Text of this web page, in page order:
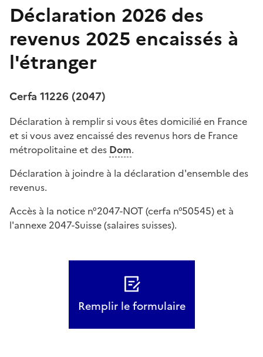
Déclaration 2026 des
revenus 2025 encaissés à
l'étranger
Cerfa 11226 (2047)
Déclaration à remplir si vous êtes domicilié en France
et si vous avez encaissé des revenus hors de France
métropolitaine et des Dom.
Déclaration à joindre à la déclaration d'ensemble des
revenus.
Accès à la notice n°2047-NOT (cerfa n°50545) et à
l'annexe 2047-Suisse (salaires suisses).
Remplir le formulaire